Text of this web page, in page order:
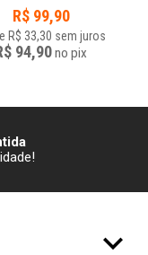
R$ 99,90
R$ 33,30 sem juros
94,90no pix